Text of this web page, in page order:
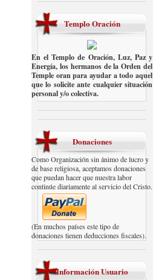
Templo Oración
En el Templo de Oración, Luz, Paz y
Energía, los hermanos de la Orden del
Temple oran para ayudar a todo aquel
que lo solicite ante cualquier situación
personal y/o colectiva.
Donaciones
Como Organización sin ánimo de lucro y
de base religiosa, aceptamos donaciones
que puedan hacer que nuestra labor
continúe diariamente al servicio del Cristo.
(En muchos países este tipo de
donaciones tienen deducciones fiscales).
Información Usuario